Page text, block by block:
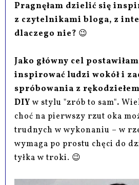
Pragnęłam dzielić się
z czytelnikami bloga, z
dlaczego nie? 😉
Jako główny cel
inspirować ludzi wokół i
spróbowania z
DIYw stylu "zrób to sam".
choć na pierwszy rzut oka
trudnych w wykonaniu – w
wymaga po prostu chęci do
tyłka w troki. 😉